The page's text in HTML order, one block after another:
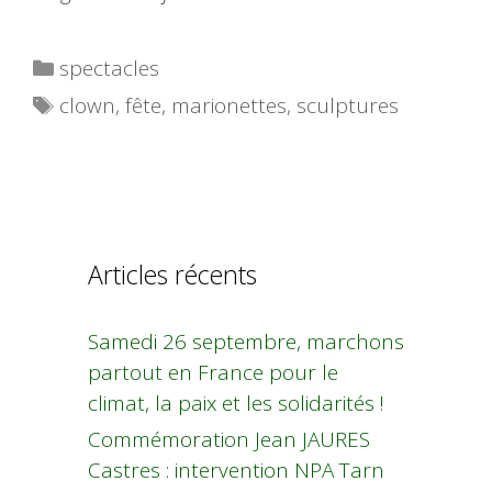
Catégories
spectacles
Étiquettes
clown,fête, marionettes, sculptures
Articles récents
Samedi 26 septembre, marchons
partout en France pour le
climat, la paix et les solidarités !
Commémoration Jean JAURES
Castres : intervention NPA Tarn